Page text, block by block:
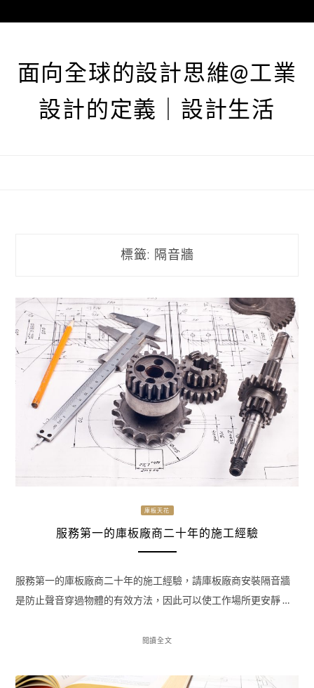
至
面向全球的設計思維@工業
設計的定義｜設計生活
標籤: 隔音牆
庫板天花
服務第一的庫板廠商二十年的施工經驗
服務第一的庫板廠商二十年的施工經驗，請庫板廠商安裝隔音牆
是防止聲音穿過物體的有效方法，因此可以使工作場所更安靜 …
閱讀全文